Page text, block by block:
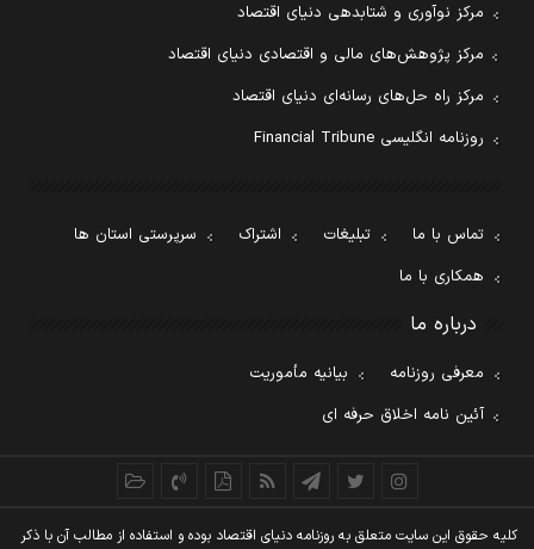
مرکز نوآوری و شتابدهی دنیای اقتصاد
مرکز پژوهش‌های مالی و اقتصادی دنیای اقتصاد
مرکز راه حل‌های رسانه‌ای دنیای اقتصاد
روزنامه انگلیسی Financial Tribune
تماس با ما تبلیغات اشتراک
سرپرستی استان ها
همکاری با ما
درباره ما
معرفی روزنامه
بیانیه مأموریت
آئین نامه اخلاق حرفه ای
کليه حقوق اين سايت متعلق به روزنامه دنيای اقتصاد بوده و استفاده از مطالب آن با ذکر